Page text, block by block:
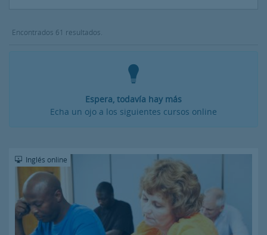
Encontrados 61 resultados.
Espera, todavía hay más
Echa un ojo a los siguientes cursos online
Inglés online